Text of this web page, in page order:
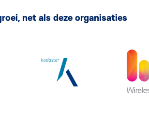
net als deze organisaties